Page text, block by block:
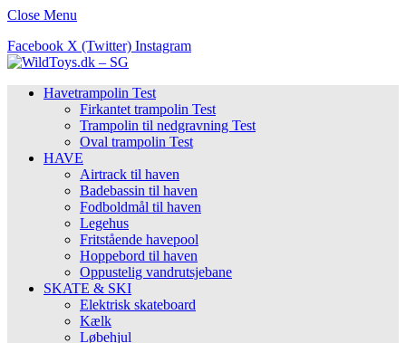
Close Menu
Facebook X (Twitter) Instagram
Havetrampolin Test
Firkantet trampolin Test
Trampolin til nedgravning Test
Oval trampolin Test
HAVE
Airtrack til haven
Badebassin til haven
Fodboldmål til haven
Legehus
Fritstående havepool
Hoppebord til haven
Oppustelig vandrutsjebane
SKATE & SKI
Elektrisk skateboard
Kælk
Løbehjul